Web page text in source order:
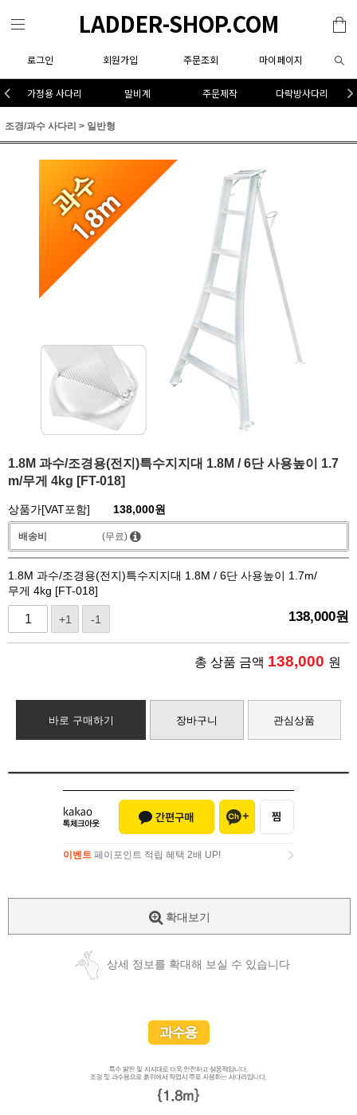
LADDER-SHOP.COM
로그인 회원가입 주문조회 마이페이지
가정용 사다리 말비계 주문제작 다락방사다리
조경/과수 사다리 > 일반형
1.8M 과수/조경용(전지)특수지지대 1.8M / 6단 사용높이 1.7
m/무게 4kg [FT-018]
상품가[VAT포함] 138,000원
배송비 (무료)
1.8M 과수/조경용(전지)특수지지대 1.8M / 6단 사용높이 1.7m/
무게 4kg [FT-018]
+1 -1 138,000원
총 상품 금액 138,000 원
바로 구매하기 장바구니 관심상품
이벤트 페이포인트 적립 혜택 2배 UP!
확대보기
상세 정보를 확대해 보실 수 있습니다